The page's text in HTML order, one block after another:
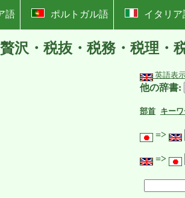
語 ポルトガル語 イタリア
沢・税抜・税務・税理・
英語表
他の辞書:
部首 キー
=>
=>